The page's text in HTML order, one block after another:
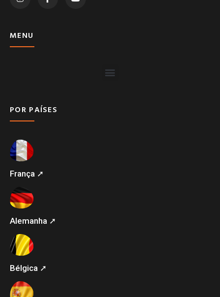
MENU
POR PAÍSES
França ➚
Alemanha ➚
Bélgica ➚